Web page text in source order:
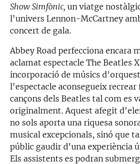
Show Simfònic, un viatge
l'univers Lennon-McCartney
concert de gala.
Abbey Road perfecciona encara
aclamat espectacle The Beatles
incorporació de músics
l'espectacle aconsegueix
cançons dels Beatles tal com es
originalment. Aquest afegit
no sols aporta una riquesa
musical excepcionals, sinó que
públic gaudir d'una experiència
Els assistents es podran